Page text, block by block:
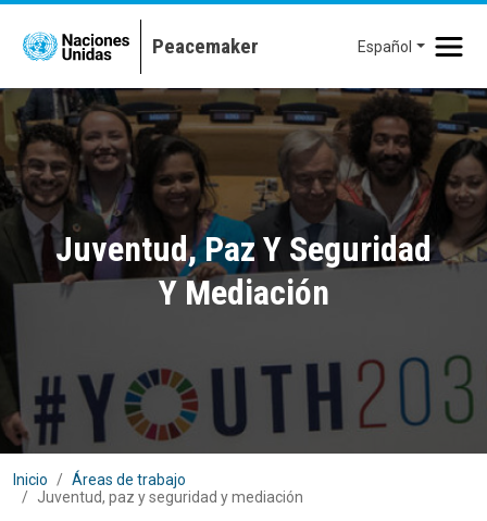
Pasar al contenido principal
Español
Juventud, Paz Y Seguridad
Y Mediación
Inicio
Áreas de trabajo
Juventud, paz y seguridad y mediación